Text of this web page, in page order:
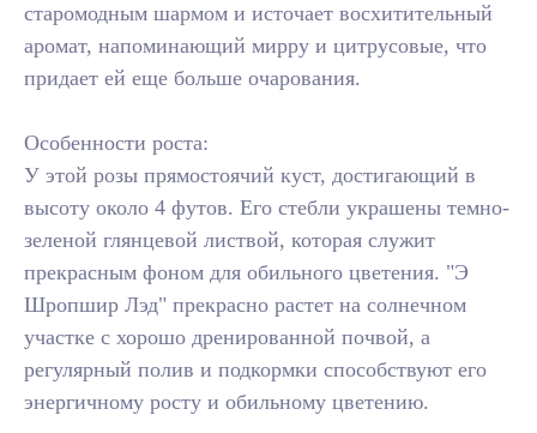
старомодным шармом и источает восхитительный
аромат, напоминающий мирру и цитрусовые, что
придает ей еще больше очарования.
Особенности роста:
У этой розы прямостоячий куст, достигающий в
высоту около 4 футов. Его стебли украшены темно-
зеленой глянцевой листвой, которая служит
прекрасным фоном для обильного цветения. "Э
Шропшир Лэд" прекрасно растет на солнечном
участке с хорошо дренированной почвой, а
регулярный полив и подкормки способствуют его
энергичному росту и обильному цветению.